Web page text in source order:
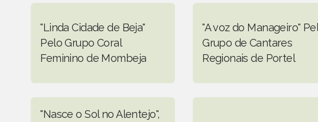
"Linda Cidade de Beja"
Pelo Grupo Coral
Feminino de Mombeja
"A voz do Manageiro"
Grupo de Cantares
Regionais de Portel
"Nasce o Sol no Alentejo",